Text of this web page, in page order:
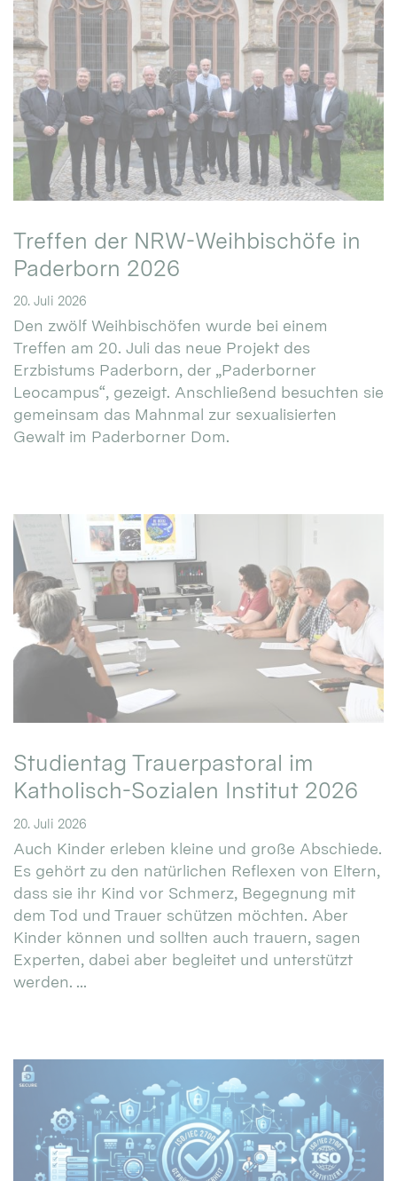
Treffen der NRW-Weihbischöfe in
Paderborn 2026
20. Juli 2026
Den zwölf Weihbischöfen wurde bei einem
Treffen am 20. Juli das neue Projekt des
Erzbistums Paderborn, der „Paderborner
Leocampus“, gezeigt. Anschließend besuchten sie
gemeinsam das Mahnmal zur sexualisierten
Gewalt im Paderborner Dom.
Studientag Trauerpastoral im
Katholisch-Sozialen Institut 2026
20. Juli 2026
Auch Kinder erleben kleine und große Abschiede.
Es gehört zu den natürlichen Reflexen von Eltern,
dass sie ihr Kind vor Schmerz, Begegnung mit
dem Tod und Trauer schützen möchten. Aber
Kinder können und sollten auch trauern, sagen
Experten, dabei aber begleitet und unterstützt
werden. ...